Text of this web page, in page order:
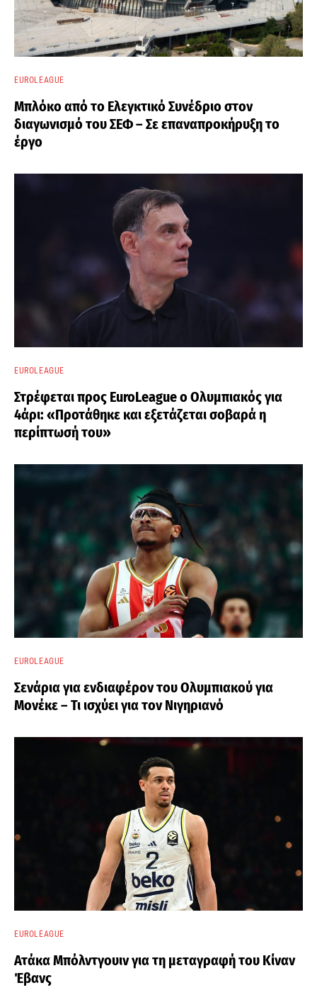
EUROLEAGUE
Μπλόκο από το Ελεγκτικό Συνέδριο στον
διαγωνισμό του ΣΕΦ – Σε επαναπροκήρυξη το
έργο
EUROLEAGUE
Στρέφεται προς EuroLeague ο Ολυμπιακός για
4άρι: «Προτάθηκε και εξετάζεται σοβαρά η
περίπτωσή του»
EUROLEAGUE
Σενάρια για ενδιαφέρον του Ολυμπιακού για
Μονέκε – Τι ισχύει για τον Νιγηριανό
EUROLEAGUE
Ατάκα Μπόλντγουιν για τη μεταγραφή του Κίναν
Έβανς